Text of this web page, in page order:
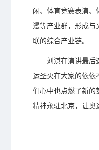
闲、体育竞赛表演、
漫等产业群，形成与
联的综合产业链。
刘淇在演讲最后
运圣火在大家的依依
们心中也点燃了新的
精神永驻北京，让奥